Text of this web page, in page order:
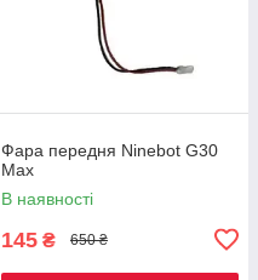
Фара передня Ninebot G30
Max
В наявності
145 ₴ 650 ₴